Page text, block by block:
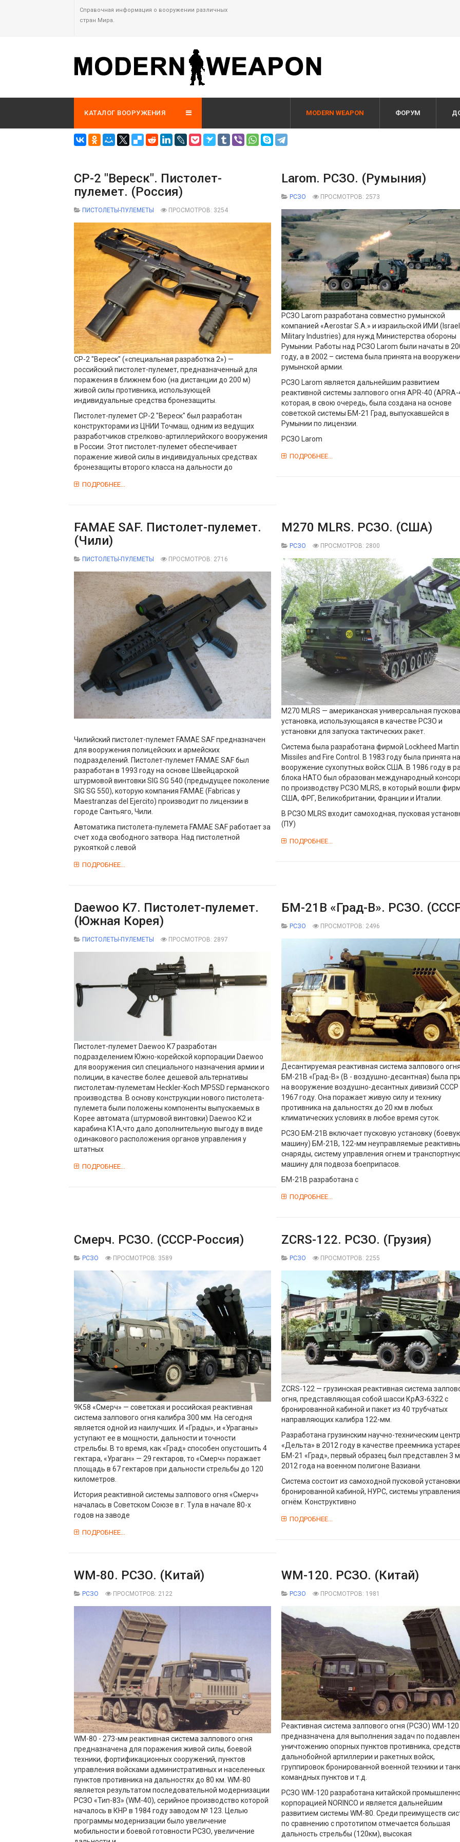
Справочная информация о вооружении различных
стран Мира.
КАТАЛОГ ВООРУЖЕНИЯ MODERN WEAPON ФОРУМ
СР-2 "Вереск". Пистолет-
пулемет. (Россия)
ПИСТОЛЕТЫ-ПУЛЕМЕТЫ ПРОСМОТРОВ: 3254
СР-2 "Вереск" («специальная разработка 2») —
российский пистолет-пулемет, предназначенный для
поражения в ближнем бою (на дистанции до 200 м)
живой силы противника, использующей
индивидуальные средства бронезащиты.
Пистолет-пулемет СР-2 "Вереск" был разработан
конструкторами из ЦНИИ Точмаш, одним из ведущих
разработчиков стрелково-артиллерийского вооружения
в России. Этот пистолет-пулемет обеспечивает
поражение живой силы в индивидуальных средствах
бронезащиты второго класса на дальности до
ПОДРОБНЕЕ...
Larom. РСЗО. (Румыния)
РСЗО ПРОСМОТРОВ: 2573
РСЗО Larom разработана совместно румынской
компанией «Aerostar S.A.» и израильской ИМИ (Israel
Military Industries) для нужд Министерства обороны
Румынии. Работы над РСЗО Larom были начаты в
году, а в 2002 – система была принята на
румынской армии.
РСЗО Larom является дальнейшим развитием
реактивной системы залпового огня APR-40 (APRA-
которая, в свою очередь, была создана на основе
советской системы БМ-21 Град, выпускавшейся в
Румынии по лицензии.
РСЗО Larom
ПОДРОБНЕЕ...
FAMAE SAF. Пистолет-пулемет.
(Чили)
ПИСТОЛЕТЫ-ПУЛЕМЕТЫ ПРОСМОТРОВ: 2716
Чилийский пистолет-пулемет FAMAE SAF предназначен
для вооружения полицейских и армейских
подразделений. Пистолет-пулемет FAMAE SAF был
разработан в 1993 году на основе Швейцарской
штурмовой винтовки SIG SG 540 (предыдущее поколение
SIG SG 550), которую компания FAMAE (Fabricas y
Maestranzas del Ejercito) производит по лицензии в
городе Сантьяго, Чили.
Автоматика пистолета-пулемета FAMAE SAF работает за
счет хода свободного затвора. Над пистолетной
рукояткой с левой
ПОДРОБНЕЕ...
M270 MLRS. РСЗО. (США)
РСЗО ПРОСМОТРОВ: 2800
M270 MLRS — американская универсальная
установка, использующаяся в качестве РСЗО и
установки для запуска тактических ракет.
Система была разработана фирмой Lockheed Martin
Missiles and Fire Control. В 1983 году была принята на
вооружение сухопутных войск США. В 1986 году в
блока НАТО был образован международный
по производству РСЗО MLRS, в который вошли
США, ФРГ, Великобритании, Франции и Италии.
В РСЗО MLRS входит самоходная, пусковая
(ПУ)
ПОДРОБНЕЕ...
Daewoo K7. Пистолет-пулемет.
(Южная Корея)
ПИСТОЛЕТЫ-ПУЛЕМЕТЫ ПРОСМОТРОВ: 2897
Пистолет-пулемет Daewoo K7 разработан
подразделением Южно-корейской корпорации Daewoo
для вооружения сил специального назначения армии и
полиции, в качестве более дешевой альтернативы
пистолетам-пулеметам Heckler-Koch MP5SD германского
производства. В основу конструкции нового пистолета-
пулемета были положены компоненты выпускаемых в
Корее автомата (штурмовой винтовки) Daewoo K2 и
карабина K1A,что дало дополнительную выгоду в виде
одинакового расположения органов управления у
штатных
ПОДРОБНЕЕ...
БМ-21В «Град-В». РСЗО.
РСЗО ПРОСМОТРОВ: 2496
Десантируемая реактивная система залпового
БМ-21В «Град-В» (В - воздушно-десантная) была
на вооружение воздушно-десантных дивизий СССР
1967 году. Она поражает живую силу и технику
противника на дальностях до 20 км в любых
климатических условиях в любое время суток.
РСЗО БМ-21В включает пусковую установку
машину) БМ-21В, 122-мм неуправляемые
снаряды, систему управления огнем и
машину для подвоза боеприпасов.
БМ-21В разработана с
ПОДРОБНЕЕ...
Смерч. РСЗО. (СССР-Россия)
РСЗО ПРОСМОТРОВ: 3589
9К58 «Смерч» — советская и российская реактивная
система залпового огня калибра 300 мм. На сегодня
является одной из наилучших. И «Грады», и «Ураганы»
уступают ее в мощности, дальности и точности
стрельбы. В то время, как «Град» способен опустошить 4
гектара, «Ураган» — 29 гектаров, то «Смерч» поражает
площадь в 67 гектаров при дальности стрельбы до 120
километров.
История реактивной системы залпового огня «Смерч»
началась в Советском Союзе в г. Тула в начале 80-х
годов на заводе
ПОДРОБНЕЕ...
ZCRS-122. РСЗО. (Грузия)
РСЗО ПРОСМОТРОВ: 2255
ZCRS-122 — грузинская реактивная система
огня, представляющая собой шасси КрАЗ-6322 с
бронированной кабиной и пакет из 40 трубчатых
направляющих калибра 122-мм.
Разработана грузинским научно-техническим
«Дельта» в 2012 году в качестве преемника
БМ-21 «Град», первый образец был представлен 3
2012 года на военном полигоне Вазиани.
Система состоит из самоходной пусковой
бронированной кабиной, НУРС, системы управления
огнём. Конструктивно
ПОДРОБНЕЕ...
WM-80. РСЗО. (Китай)
РСЗО ПРОСМОТРОВ: 2122
WM-80 - 273-мм реактивная система залпового огня
предназначена для поражения живой силы, боевой
техники, фортификационных сооружений, пунктов
управления войсками административных и населенных
пунктов противника на дальностях до 80 км. WM-80
является результатом последовательной модернизации
РСЗО «Тип-83» (WM-40), серийное производство которой
началось в КНР в 1984 году заводом № 123. Целью
программы модернизации было увеличение
мобильности и боевой готовности РСЗО, увеличение
WM-120. РСЗО. (Китай)
РСЗО ПРОСМОТРОВ: 1981
Реактивная система залпового огня (РСЗО) WM-120
предназначена для выполнения задач по
уничтожению опорных пунктов противника, средств
дальнобойной артиллерии и ракетных войск,
группировок бронированной военной техники и
командных пунктов и т.д.
РСЗО WM-120 разработана китайской
корпорацией NORINCO и является дальнейшим
развитием системы WM-80. Среди преимуществ
по сравнению с прототипом отмечается большая
дальность стрельбы (120км), высокая